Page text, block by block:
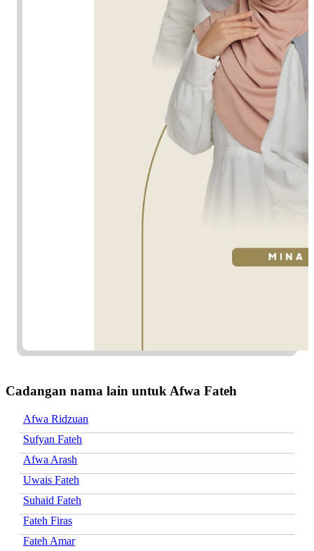
Cadangan nama lain untuk Afwa Fateh
Afwa Ridzuan
Sufyan Fateh
Afwa Arash
Uwais Fateh
Suhaid Fateh
Fateh Firas
Fateh Amar